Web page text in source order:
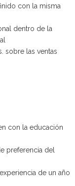
con la misma
dentro de la
sobre las ventas
con la educación
preferencia del
de un año